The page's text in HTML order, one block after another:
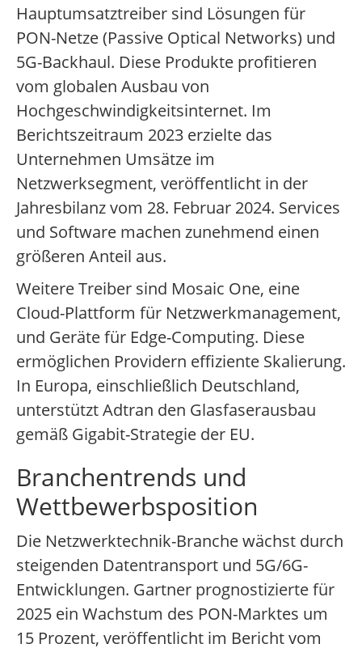
Hauptumsatztreiber sind Lösungen für
PON-Netze (Passive Optical Networks) und
5G-Backhaul. Diese Produkte profitieren
vom globalen Ausbau von
Hochgeschwindigkeitsinternet. Im
Berichtszeitraum 2023 erzielte das
Unternehmen Umsätze im
Netzwerksegment, veröffentlicht in der
Jahresbilanz vom 28. Februar 2024. Services
und Software machen zunehmend einen
größeren Anteil aus.
Weitere Treiber sind Mosaic One, eine
Cloud-Plattform für Netzwerkmanagement,
und Geräte für Edge-Computing. Diese
ermöglichen Providern effiziente Skalierung.
In Europa, einschließlich Deutschland,
unterstützt Adtran den Glasfaserausbau
gemäß Gigabit-Strategie der EU.
Branchentrends und
Wettbewerbsposition
Die Netzwerktechnik-Branche wächst durch
steigenden Datentransport und 5G/6G-
Entwicklungen. Gartner prognostizierte für
2025 ein Wachstum des PON-Marktes um
15 Prozent, veröffentlicht im Bericht vom